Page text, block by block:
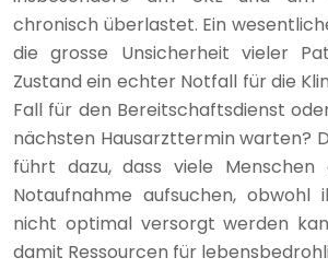
chronisch überlastet. Ein
die grosse Unsicherheit vieler
Zustand ein echter Notfall für die
Fall für den Bereitschaftsdienst
nächsten Hausarzttermin warten?
führt dazu, dass viele Menschen
Notaufnahme aufsuchen, obwohl
nicht optimal versorgt werden
damit Ressourcen für